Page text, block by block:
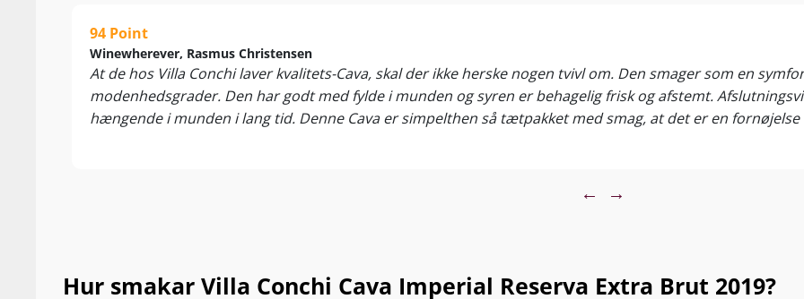
Vem sa extremt värde? Ett absolut måste för alla som gillar Cava och
Champagne!
....
94 Point
Winewherever, Rasmus Christensen
At de hos Villa Conchi laver kvalitets-Cava, skal der ikke herske nogen tvivl om. Den smager som en
modenhedsgrader. Den har godt med fylde i munden og syren er behagelig frisk og afstemt.
hængende i munden i lang tid. Denne Cava er simpelthen så tætpakket med smag, at det er en fornøjelse
← →
Hur smakar Villa Conchi Cava Imperial Reserva Extra Brut 2019?